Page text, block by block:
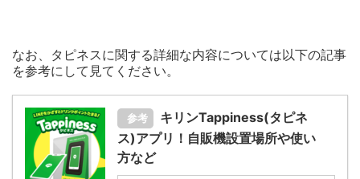
なお、タピネスに関する詳細な内容については以下の記事
を参考にして見てください。
参考
キリンTappiness(タピネ
ス)アプリ！自販機設置場所や使い
方など